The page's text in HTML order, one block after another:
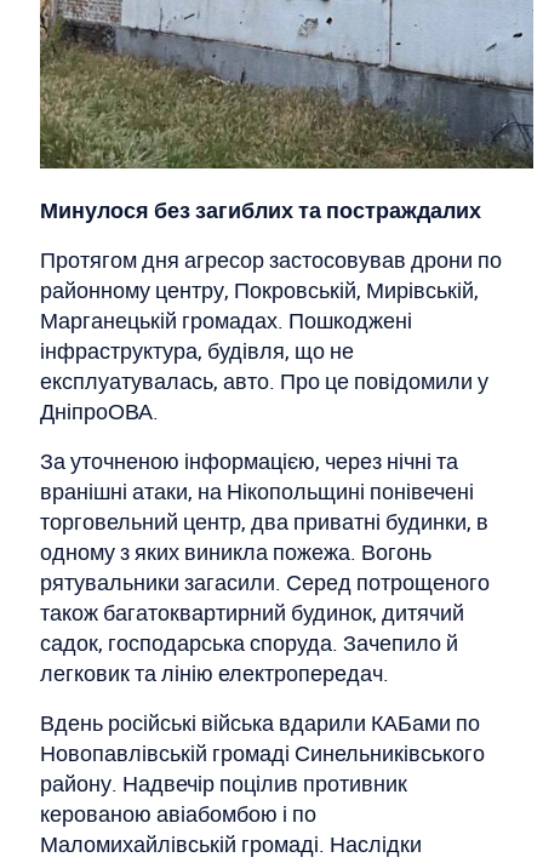
Минулося без загиблих та постраждалих
Протягом дня агресор застосовував дрони по
районному центру, Покровській, Мирівській,
Марганецькій громадах. Пошкоджені
інфраструктура, будівля, що не
експлуатувалась, авто. Про це повідомили у
ДніпроОВА.
За уточненою інформацією, через нічні та
вранішні атаки, на Нікопольщині понівечені
торговельний центр, два приватні будинки, в
одному з яких виникла пожежа. Вогонь
рятувальники загасили. Серед потрощеного
також багатоквартирний будинок, дитячий
садок, господарська споруда. Зачепило й
легковик та лінію електропередач.
Вдень російські війська вдарили КАБами по
Новопавлівській громаді Синельниківського
району. Надвечір поцілив противник
керованою авіабомбою і по
Маломихайлівській громаді. Наслідки